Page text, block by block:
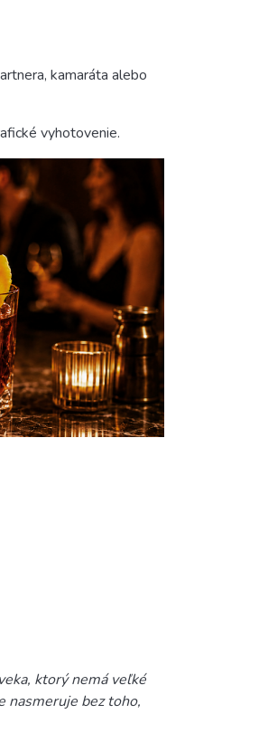
kamaráta alebo
vyhotovenie.
ktorý nemá veľké
nasmeruje bez toho,